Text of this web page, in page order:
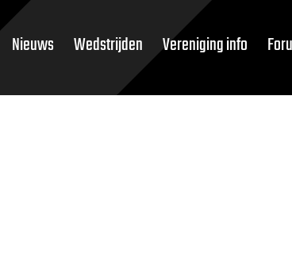
Nieuws Wedstrijden Vereniging info